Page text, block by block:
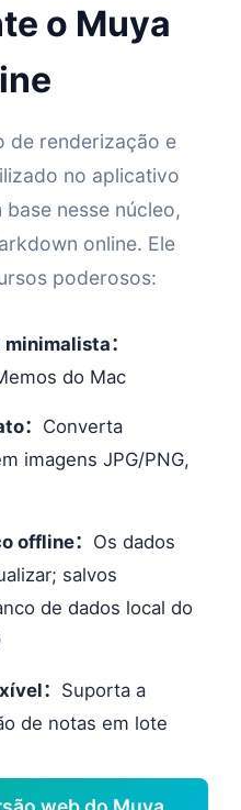
o Muya
de renderização e
no aplicativo
nesse núcleo,
online. Ele
poderosos:
：
do Mac
： Converta
imagens JPG/PNG,
offline： Os dados
salvos
de dados local do
： Suporta a
de notas em lote